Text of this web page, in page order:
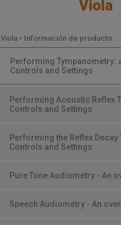
Viola
Viola • Información de producto:
Performing Tympanometry:
Controls and Settings
Performing Acoustic Reflex
Controls and Settings
Performing the Reflex Decay
Controls and Settings
Pure Tone Audiometry - An
Speech Audiometry - An